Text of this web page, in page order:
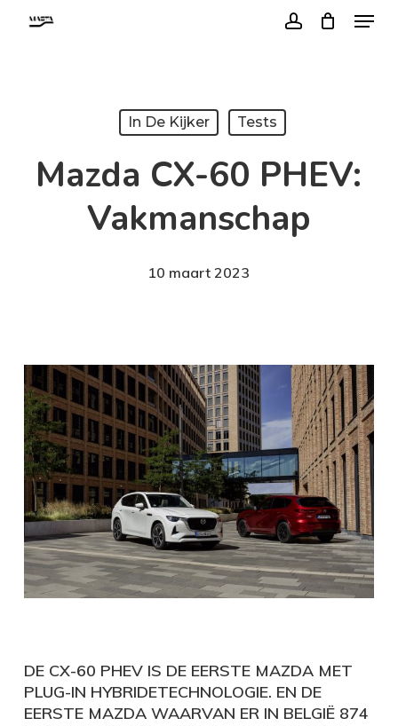
Menu
In De Kijker Tests
Mazda CX-60 PHEV:
Vakmanschap
10 maart 2023
DE CX-60 PHEV IS DE EERSTE MAZDA MET
PLUG-IN HYBRIDETECHNOLOGIE. EN DE
EERSTE MAZDA WAARVAN ER IN BELGIË 874